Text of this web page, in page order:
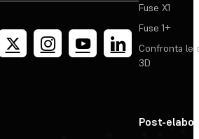
Fuse X1
Fuse 1+
Confronta le
3D
Post-